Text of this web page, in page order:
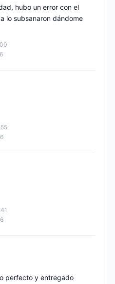
hubo un error con el
lo subsanaron dándome
perfecto y entregado